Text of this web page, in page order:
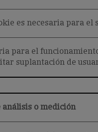
es necesaria para
para el
suplantación de
análisis o medición